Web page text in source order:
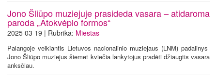
Jono Šliūpo muziejuje prasideda vasara – atidaroma
paroda „Atokvėpio formos“
2025 03 19 | Rubrika: Miestas
Palangoje veikiantis Lietuvos nacionalinio muziejaus (LNM) padalinys
Jono Šliūpo muziejus šiemet kviečia lankytojus pradėti džiaugtis vasara
anksčiau.